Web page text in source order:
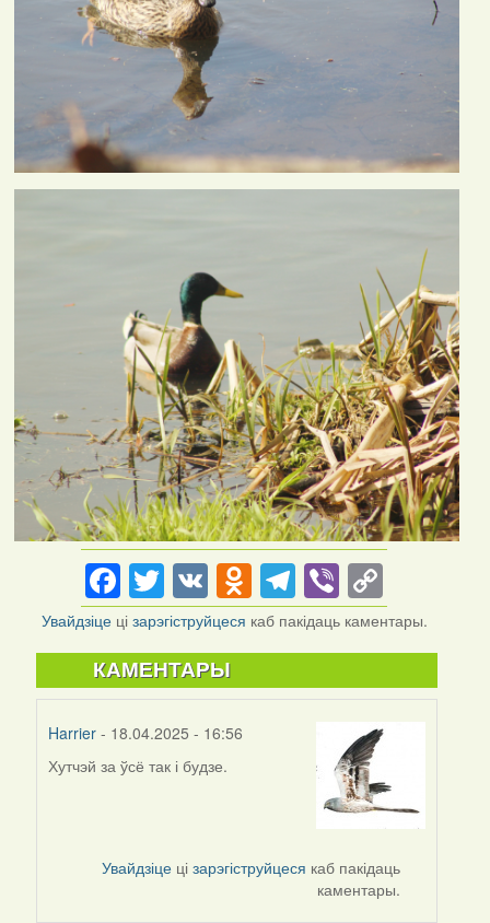
Facebook
Twitter
VKOdnoklassniki
Telegram
Viber
Link
Увайдзіце цізарэгіструйцеся каб пакідаць каментары.
КАМЕНТАРЫ
Harrier - 18.04.2025 - 16:56
Хутчэй за ўсё так і будзе.
Увайдзіце цізарэгіструйцеся каб пакідаць
каментары.